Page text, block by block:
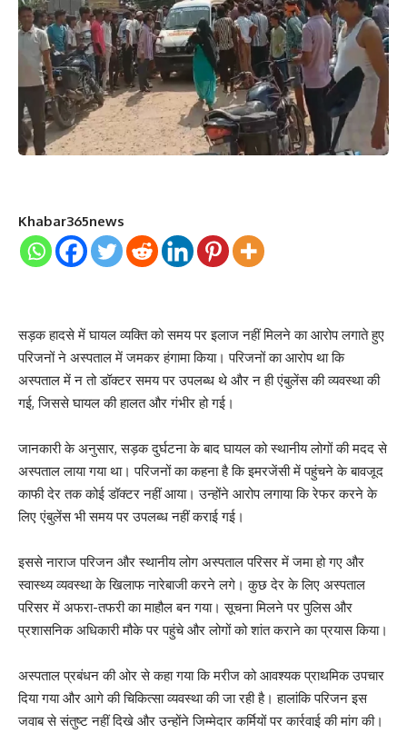
Khabar365news
सड़क हादसे में घायल व्यक्ति को समय पर इलाज नहीं मिलने का आरोप लगाते हुए
परिजनों ने अस्पताल में जमकर हंगामा किया। परिजनों का आरोप था कि
अस्पताल में न तो डॉक्टर समय पर उपलब्ध थे और न ही एंबुलेंस की व्यवस्था की
गई, जिससे घायल की हालत और गंभीर हो गई।
जानकारी के अनुसार, सड़क दुर्घटना के बाद घायल को स्थानीय लोगों की मदद से
अस्पताल लाया गया था। परिजनों का कहना है कि इमरजेंसी में पहुंचने के बावजूद
काफी देर तक कोई डॉक्टर नहीं आया। उन्होंने आरोप लगाया कि रेफर करने के
लिए एंबुलेंस भी समय पर उपलब्ध नहीं कराई गई।
इससे नाराज परिजन और स्थानीय लोग अस्पताल परिसर में जमा हो गए और
स्वास्थ्य व्यवस्था के खिलाफ नारेबाजी करने लगे। कुछ देर के लिए अस्पताल
परिसर में अफरा-तफरी का माहौल बन गया। सूचना मिलने पर पुलिस और
प्रशासनिक अधिकारी मौके पर पहुंचे और लोगों को शांत कराने का प्रयास किया।
अस्पताल प्रबंधन की ओर से कहा गया कि मरीज को आवश्यक प्राथमिक उपचार
दिया गया और आगे की चिकित्सा व्यवस्था की जा रही है। हालांकि परिजन इस
जवाब से संतुष्ट नहीं दिखे और उन्होंने जिम्मेदार कर्मियों पर कार्रवाई की मांग की।